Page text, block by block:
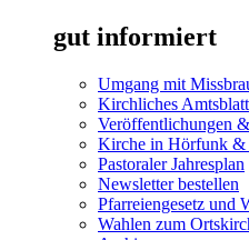
gut informiert
Umgang mit
Kirchliches Amtsblatt
Veröffentlichungen
Kirche in Hörfunk &
Pastoraler Jahresplan
Newsletter bestellen
Pfarreiengesetz und
Wahlen zum